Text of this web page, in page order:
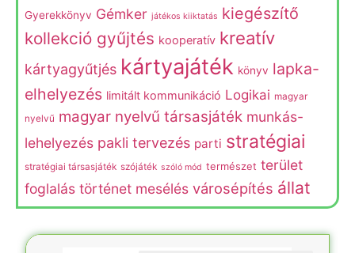
Gyerekkönyv Gémker játékos kiiktatás kiegészítő
kollekció gyűjtés kooperatív kreatív
kártyagyűtjés kártyajáték könyv lapka-
elhelyezés limitált kommunikáció Logikai magyar
nyelvű magyar nyelvű társasjáték munkás-
lehelyezés pakli tervezés parti stratégiai
stratégiai társasjáték szójáték szóló mód természet terület
foglalás történet mesélés városépítés állat